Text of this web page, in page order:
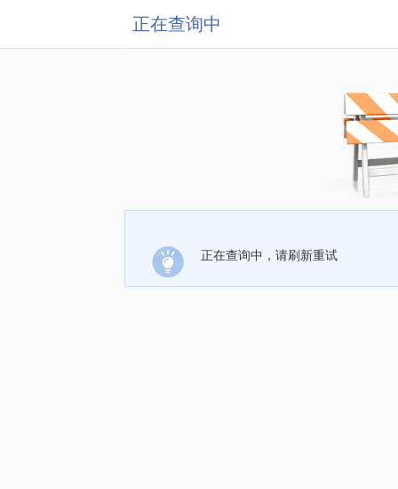
正在查询中
正在查询中，请刷新重试